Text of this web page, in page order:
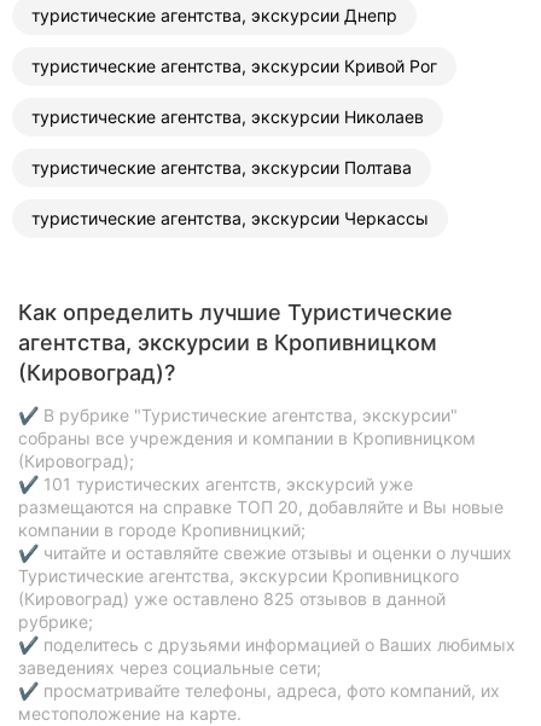
туристические агентства, экскурсии Днепр
туристические агентства, экскурсии Кривой Рог
туристические агентства, экскурсии Николаев
туристические агентства, экскурсии Полтава
туристические агентства, экскурсии Черкассы
Как определить лучшие Туристические
агентства, экскурсии в Кропивницком
(Кировоград)?
✔ В рубрике "Туристические агентства, экскурсии"
собраны все учреждения и компании в Кропивницком
(Кировоград);
✔ 101 туристических агентств, экскурсий уже
размещаются на справке ТОП 20, добавляйте и Вы новые
компании в городе Кропивницкий;
✔ читайте и оставляйте свежие отзывы и оценки о лучших
Туристические агентства, экскурсии Кропивницкого
(Кировоград) уже оставлено 825 отзывов в данной
рубрике;
✔ поделитесь с друзьями информацией о Ваших любимых
заведениях через социальные сети;
✔ просматривайте телефоны, адреса, фото компаний, их
местоположение на карте.